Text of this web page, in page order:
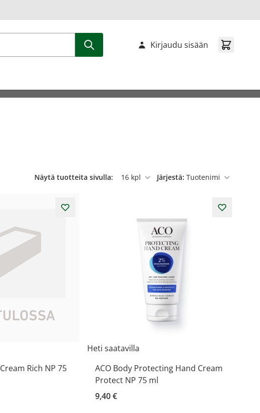
Kirjaudu sisään
Näytä tuotteita sivulla:
per sivu
Järjestä:
Rich NP 75
Heti saatavilla
ACO Body Protecting Hand Cream
Protect NP 75 ml
9,40 €